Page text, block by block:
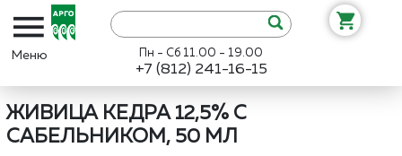
Пн - Сб 11.00 - 19.00
+7 (812) 241-16-15
ЖИВИЦА КЕДРА 12,5% С
САБЕЛЬНИКОМ, 50 МЛ